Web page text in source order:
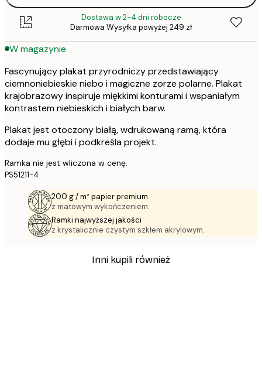
Dostawa w 2-4 dni robocze
Darmowa Wysyłka powyżej 249 zł
W magazynie
Fascynujący plakat przyrodniczy przedstawiający
ciemnoniebieskie niebo i magiczne zorze polarne. Plakat
krajobrazowy inspiruje miękkimi konturami i wspaniałym
kontrastem niebieskich i białych barw.
Plakat jest otoczony białą, wdrukowaną ramą, która
dodaje mu głębi i podkreśla projekt.
Ramka nie jest wliczona w cenę.
PS51211-4
200 g / m² papier premium
z matowym wykończeniem.
Ramki najwyższej jakości
z krystalicznie czystym szkłem akrylowym.
Inni kupili również